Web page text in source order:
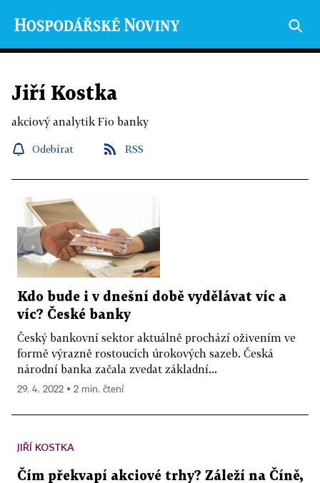
Jiří Kostka
akciový analytik Fio banky
Odebírat RSS
Kdo bude i v dnešní době vydělávat víc a
víc? České banky
Český bankovní sektor aktuálně prochází oživením ve
formě výrazně rostoucích úrokových sazeb. Česká
národní banka začala zvedat základní...
29. 4. 2022 ▪ 2 min. čtení
JIŘÍ KOSTKA
Čím překvapí akciové trhy? Záleží na Číně,